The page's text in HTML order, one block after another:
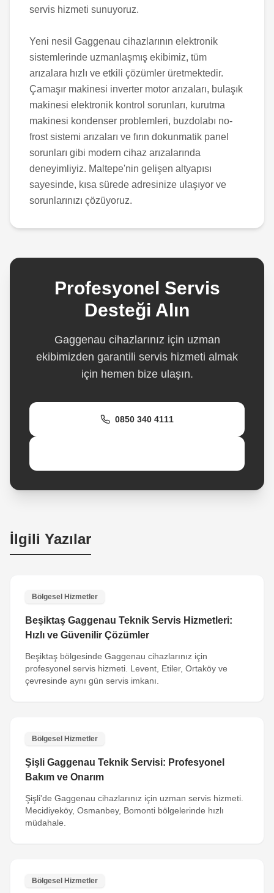
servis hizmeti sunuyoruz.
Yeni nesil Gaggenau cihazlarının elektronik
sistemlerinde uzmanlaşmış ekibimiz, tüm
arızalara hızlı ve etkili çözümler üretmektedir.
Çamaşır makinesi inverter motor arızaları, bulaşık
makinesi elektronik kontrol sorunları, kurutma
makinesi kondenser problemleri, buzdolabı no-
frost sistemi arızaları ve fırın dokunmatik panel
sorunları gibi modern cihaz arızalarında
deneyimliyiz. Maltepe'nin gelişen altyapısı
sayesinde, kısa sürede adresinize ulaşıyor ve
sorunlarınızı çözüyoruz.
Profesyonel Servis
Desteği Alın
Gaggenau cihazlarınız için uzman
ekibimizden garantili servis hizmeti almak
için hemen bize ulaşın.
0850 340 4111
İlgili Yazılar
Bölgesel Hizmetler
Beşiktaş Gaggenau Teknik Servis Hizmetleri:
Hızlı ve Güvenilir Çözümler
Beşiktaş bölgesinde Gaggenau cihazlarınız için
profesyonel servis hizmeti. Levent, Etiler, Ortaköy ve
çevresinde aynı gün servis imkanı.
Bölgesel Hizmetler
Şişli Gaggenau Teknik Servisi: Profesyonel
Bakım ve Onarım
Şişli'de Gaggenau cihazlarınız için uzman servis hizmeti.
Mecidiyeköy, Osmanbey, Bomonti bölgelerinde hızlı
müdahale.
Bölgesel Hizmetler